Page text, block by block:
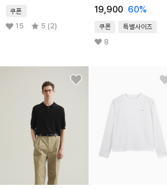
쿠폰
15 5 (2)
19,900 60%
쿠폰 특별사이즈
8